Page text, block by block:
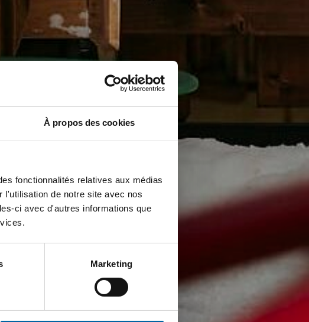
À propos des cookies
fonctionnalités relatives aux médias
l'utilisation de notre site avec nos
ci avec d'autres informations que
Marketing